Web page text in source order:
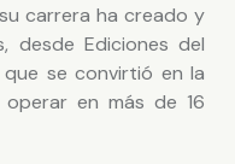
carrera ha creado y
desde Ediciones del
se convirtió en la
en más de 16